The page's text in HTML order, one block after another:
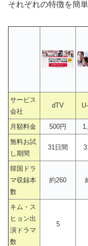
それぞれの特徴を簡
サービス
会社
dTV
月額料金
500円
無料お試
し期間
31日間
韓国ドラ
マ収録本
数
約260
キム・ス
ヒョン出
演ドラマ
数
5